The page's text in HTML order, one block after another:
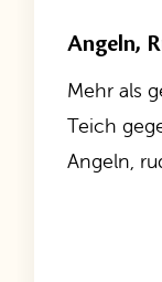
Angeln,
Mehr als
Teich
Angeln,